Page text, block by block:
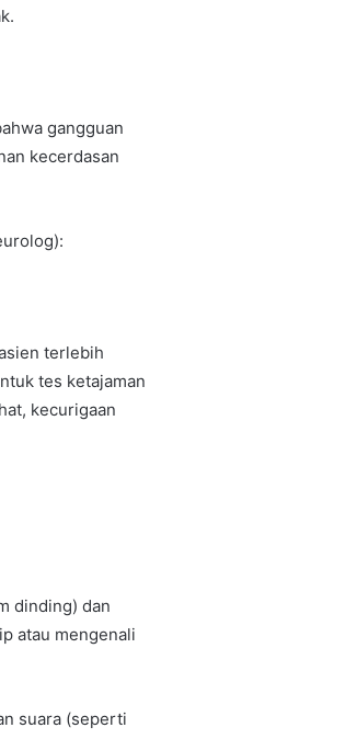
gangguan
kecerdasan
terlebih
tes ketajaman
kecurigaan
dinding) dan
atau mengenali
suara (seperti